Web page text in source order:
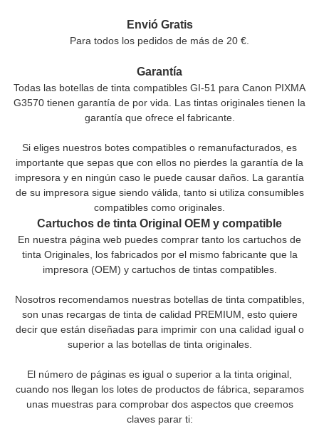
Envió Gratis
Para todos los pedidos de más de 20 €.
Garantía
Todas las botellas de tinta compatibles GI-51 para Canon PIXMA
G3570 tienen garantía de por vida. Las tintas originales tienen la
garantía que ofrece el fabricante.
Si eliges nuestros botes compatibles o remanufacturados, es
importante que sepas que con ellos no pierdes la garantía de la
impresora y en ningún caso le puede causar daños. La garantía
de su impresora sigue siendo válida, tanto si utiliza consumibles
compatibles como originales.
Cartuchos de tinta Original OEM y compatible
En nuestra página web puedes comprar tanto los cartuchos de
tinta Originales, los fabricados por el mismo fabricante que la
impresora (OEM) y cartuchos de tintas compatibles.
Nosotros recomendamos nuestras botellas de tinta compatibles,
son unas recargas de tinta de calidad PREMIUM, esto quiere
decir que están diseñadas para imprimir con una calidad igual o
superior a las botellas de tinta originales.
El número de páginas es igual o superior a la tinta original,
cuando nos llegan los lotes de productos de fábrica, separamos
unas muestras para comprobar dos aspectos que creemos
claves parar ti: